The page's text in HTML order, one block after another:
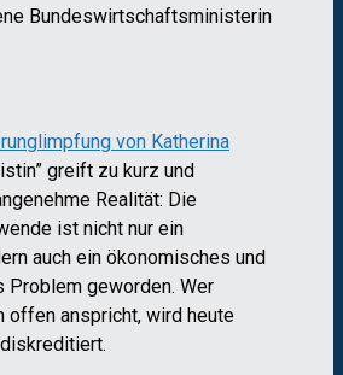
Bundeswirtschaftsministerin
von Katherina
greift zu kurz und
Realität: Die
ist nicht nur ein
auch ein ökonomisches und
geworden. Wer
offen anspricht, wird heute